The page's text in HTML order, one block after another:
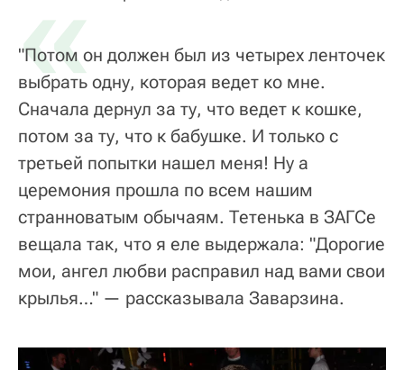
«
"Потом он должен был из четырех ленточек
выбрать одну, которая ведет ко мне.
Сначала дернул за ту, что ведет к кошке,
потом за ту, что к бабушке. И только с
третьей попытки нашел меня! Ну а
церемония прошла по всем нашим
странноватым обычаям. Тетенька в ЗАГСе
вещала так, что я еле выдержала: "Дорогие
мои, ангел любви расправил над вами свои
крылья…" — рассказывала Заварзина.